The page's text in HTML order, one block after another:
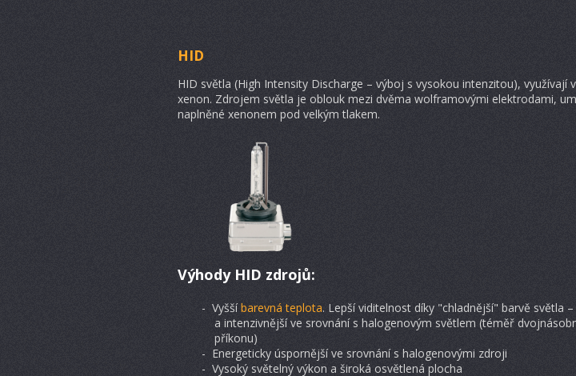
HID
HID světla (High Intensity Discharge – výboj s vysokou intenzitou),
xenon. Zdrojem světla je oblouk mezi dvěma wolframovými elektrodami,
naplněné xenonem pod velkým tlakem.
Výhody HID zdrojů:
- Vyššíbarevná teplota. Lepší viditelnost díky "chladnější" barvě světla
a intenzivnější ve srovnání s halogenovým světlem (téměř
příkonu)
- Energeticky úspornější ve srovnání s halogenovými zdroji
- Vysoký světelný výkon a široká osvětlená plocha